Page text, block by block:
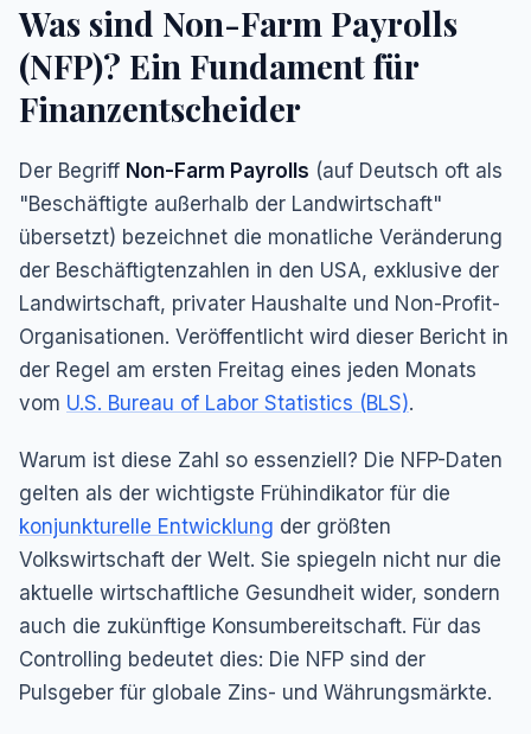
Was sind Non-Farm Payrolls
(NFP)? Ein Fundament für
Finanzentscheider
Der Begriff Non-Farm Payrolls (auf Deutsch oft als
"Beschäftigte außerhalb der Landwirtschaft"
übersetzt) bezeichnet die monatliche Veränderung
der Beschäftigtenzahlen in den USA, exklusive der
Landwirtschaft, privater Haushalte und Non-Profit-
Organisationen. Veröffentlicht wird dieser Bericht in
der Regel am ersten Freitag eines jeden Monats
vom U.S. Bureau of Labor Statistics (BLS).
Warum ist diese Zahl so essenziell? Die NFP-Daten
gelten als der wichtigste Frühindikator für die
konjunkturelle Entwicklung der größten
Volkswirtschaft der Welt. Sie spiegeln nicht nur die
aktuelle wirtschaftliche Gesundheit wider, sondern
auch die zukünftige Konsumbereitschaft. Für das
Controlling bedeutet dies: Die NFP sind der
Pulsgeber für globale Zins- und Währungsmärkte.